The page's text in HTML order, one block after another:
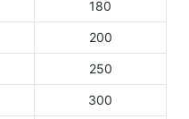
180
200
250
300